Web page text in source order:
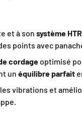
et à son système HTR
points avec
cordageoptimisé
un équilibre parfait
vibrations et